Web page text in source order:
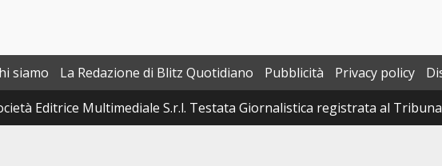
siamo La Redazione di Blitz Quotidiano Pubblicità Privacy policy
Editrice Multimediale S.r.l. Testata Giornalistica registrata al